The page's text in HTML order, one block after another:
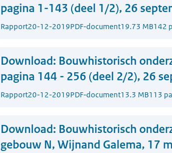
pagina 1-143 (deel 1/2), 26
Rapport20-12-2019PDF-document19.73 MB142
Download: Bouwhistorisch
pagina 144 - 256 (deel 2/2), 26
Rapport20-12-2019PDF-document13.3 MB113
Download: Bouwhistorisch
gebouw N, Wijnand Galema, 17